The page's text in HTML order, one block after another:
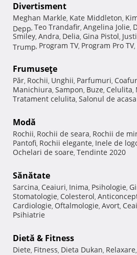
Divertisment
Meghan Markle, Kate Middleton,
Depp, Teo Trandafir, Angelina Jolie,
Smiley, Andra, Delia, Gina Pistol,
Trump, Program TV, Program Pro TV,
Frumuseţe
Păr, Rochii, Unghii, Parfumuri,
Manichiura, Sampon, Buze, Celulita,
Tratament celulita, Salonul de acasa
Modă
Rochii, Rochii de seara, Rochii de
Pantofi, Rochii elegante, Inele de
Ochelari de soare, Tendinte 2020
Sănătate
Sarcina, Ceaiuri, Inima, Psihologie,
Stomatologie, Colesterol,
Cardiologie, Oftalmologie, Avort,
Psihiatrie
Dietă & Fitness
Diete, Fitness, Dieta Dukan, Relaxare,